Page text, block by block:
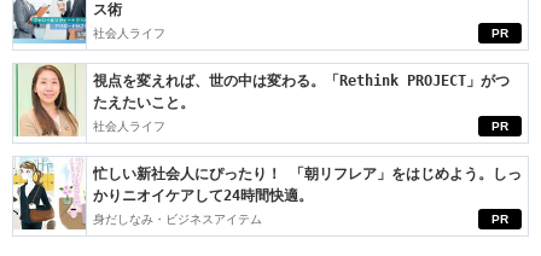
PR
ス術
社会人ライフ
PR
視点を変えれば、世の中は変わる。「Rethink PROJECT」がつ
たえたいこと。
社会人ライフ
PR
忙しい新社会人にぴったり！ 「朝リフレア」をはじめよう。しっ
かりニオイケアして24時間快適。
身だしなみ・ビジネスアイテム